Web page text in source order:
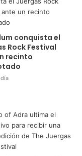
conquista el
Rock Festival
recinto
día